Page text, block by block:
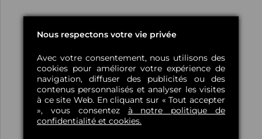
Nous respectons votre vie privée
Avec votre consentement, nous utilisons des
cookies pour améliorer votre expérience de
navigation, diffuser des publicités ou des
contenus personnalisés et analyser les visites
à ce site Web. En cliquant sur « Tout accepter
», vous consentez à notre politique de
confidentialité et cookies.